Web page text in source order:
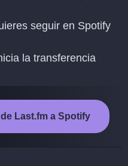
seguir en Spotify
la transferencia
Last.fm a Spotify